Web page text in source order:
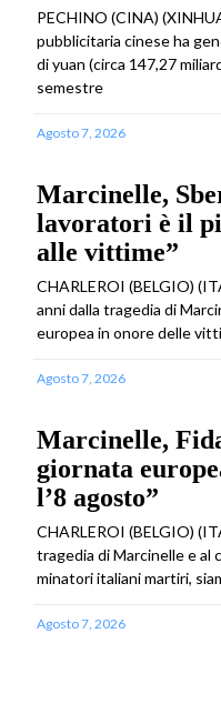
PECHINO (CINA)
pubblicitaria cinese ha
di yuan (circa 147,27
semestre
Agosto 7, 2026
Marcinelle,
lavoratori è il
alle vittime”
CHARLEROI (BELGIO)
anni dalla tragedia di
europea in onore delle
Agosto 7, 2026
Marcinelle,
giornata
l’8 agosto”
CHARLEROI (BELGIO)
tragedia di Marcinelle e al
minatori italiani martiri,
Agosto 7, 2026